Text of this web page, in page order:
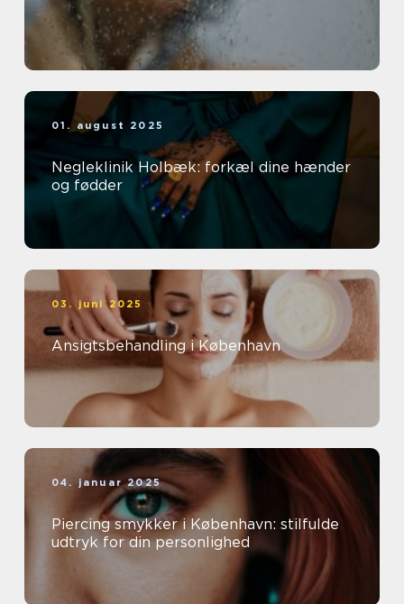
01. august 2025
Negleklinik Holbæk: forkæl dine hænder
og fødder
03. juni 2025
Ansigtsbehandling i København
04. januar 2025
Piercing smykker i København: stilfulde
udtryk for din personlighed